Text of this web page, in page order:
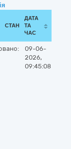
СТАН
ДАТА
ТА
ЧАС
09-06-
2026,
09:45:08